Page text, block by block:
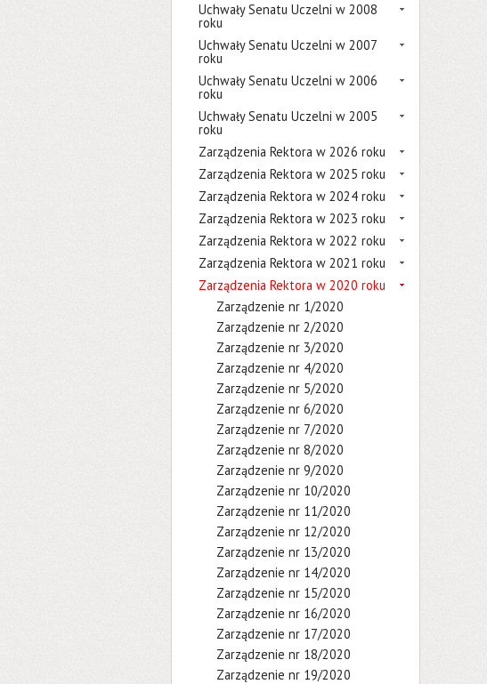
Uchwały Senatu Uczelni w 2008
roku
Uchwały Senatu Uczelni w 2007
roku
Uchwały Senatu Uczelni w 2006
roku
Uchwały Senatu Uczelni w 2005
roku
Zarządzenia Rektora w 2026 roku
Zarządzenia Rektora w 2025 roku
Zarządzenia Rektora w 2024 roku
Zarządzenia Rektora w 2023 roku
Zarządzenia Rektora w 2022 roku
Zarządzenia Rektora w 2021 roku
Zarządzenia Rektora w 2020 roku
Zarządzenie nr 1/2020
Zarządzenie nr 2/2020
Zarządzenie nr 3/2020
Zarządzenie nr 4/2020
Zarządzenie nr 5/2020
Zarządzenie nr 6/2020
Zarządzenie nr 7/2020
Zarządzenie nr 8/2020
Zarządzenie nr 9/2020
Zarządzenie nr 10/2020
Zarządzenie nr 11/2020
Zarządzenie nr 12/2020
Zarządzenie nr 13/2020
Zarządzenie nr 14/2020
Zarządzenie nr 15/2020
Zarządzenie nr 16/2020
Zarządzenie nr 17/2020
Zarządzenie nr 18/2020
Zarządzenie nr 19/2020